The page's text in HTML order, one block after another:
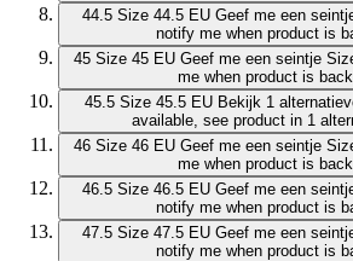
44.5 Size 44.5 EU Geef me een
notify me when product is
45 Size 45 EU Geef me een seintje
me when product is
45.5 Size 45.5 EU Bekijk 1
available, see product in 1
46 Size 46 EU Geef me een seintje
me when product is
46.5 Size 46.5 EU Geef me een
notify me when product is
47.5 Size 47.5 EU Geef me een
notify me when product is